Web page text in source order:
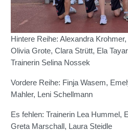
Hintere Reihe: Alexandra
Olivia Grote, Clara Strütt, Ela
Trainerin Selina Nossek
Vordere Reihe: Finja Wasem,
Mahler, Leni Schellmann
Es fehlen: Trainerin Lea Hummel,
Greta Marschall, Laura Steidle